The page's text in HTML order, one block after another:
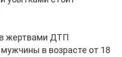
жертвами ДТП
в возрасте от 18